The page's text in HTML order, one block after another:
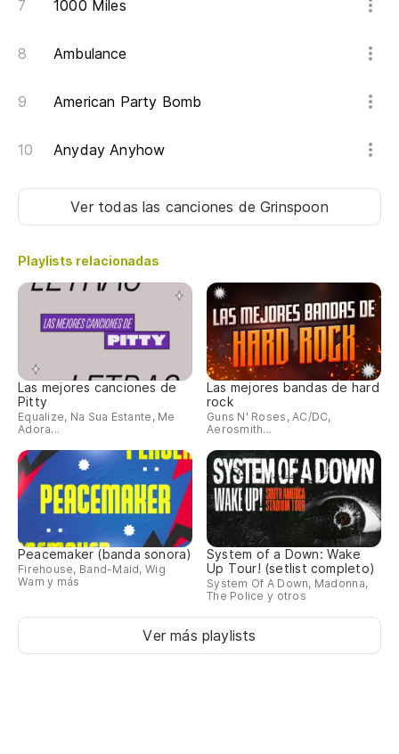
1000 Miles
Ambulance
American Party Bomb
Anyday Anyhow
Ver todas las canciones de Grinspoon
Playlists relacionadas
Las mejores canciones de
Pitty
Equalize, Na Sua Estante, Me
Adora...
Las mejores bandas de hard
rock
Guns N' Roses, AC/DC,
Aerosmith...
Peacemaker (banda sonora)
Firehouse, Band-Maid, Wig
Wam y más
System of a Down: Wake
Up Tour! (setlist completo)
System Of A Down, Madonna,
The Police y otros
Ver más playlists